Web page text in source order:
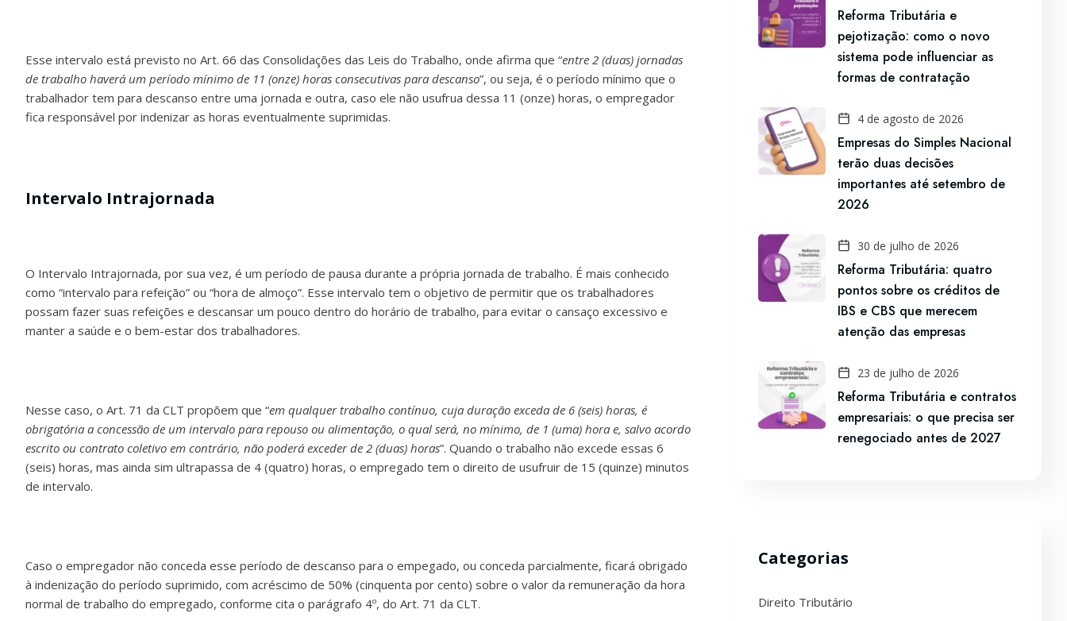
Esse intervalo está previsto no Art. 66 das Consolidações das Leis do Trabalho, onde afirma que “entre 2 (duas) jornadas
de trabalho haverá um período mínimo de 11 (onze) horas consecutivas para descanso”, ou seja, é o período mínimo que o
trabalhador tem para descanso entre uma jornada e outra, caso ele não usufrua dessa 11 (onze) horas, o empregador
fica responsável por indenizar as horas eventualmente suprimidas.
Intervalo Intrajornada
O Intervalo Intrajornada, por sua vez, é um período de pausa durante a própria jornada de trabalho. É mais conhecido
como “intervalo para refeição” ou “hora de almoço”. Esse intervalo tem o objetivo de permitir que os trabalhadores
possam fazer suas refeições e descansar um pouco dentro do horário de trabalho, para evitar o cansaço excessivo e
manter a saúde e o bem-estar dos trabalhadores.
Nesse caso, o Art. 71 da CLT propõem que “em qualquer trabalho contínuo, cuja duração exceda de 6 (seis) horas, é
obrigatória a concessão de um intervalo para repouso ou alimentação, o qual será, no mínimo, de 1 (uma) hora e, salvo acordo
escrito ou contrato coletivo em contrário, não poderá exceder de 2 (duas) horas”. Quando o trabalho não excede essas 6
(seis) horas, mas ainda sim ultrapassa de 4 (quatro) horas, o empregado tem o direito de usufruir de 15 (quinze) minutos
de intervalo.
Caso o empregador não conceda esse período de descanso para o empegado, ou conceda parcialmente, ficará obrigado
à indenização do período suprimido, com acréscimo de 50% (cinquenta por cento) sobre o valor da remuneração da hora
normal de trabalho do empregado, conforme cita o parágrafo 4º, do Art. 71 da CLT.
Reforma Tributária e
pejotização: como o novo
sistema pode influenciar as
formas de contratação
4 de agosto de 2026
Empresas do Simples Nacional
terão duas decisões
importantes até setembro de
2026
30 de julho de 2026
Reforma Tributária: quatro
pontos sobre os créditos de
IBS e CBS que merecem
atenção das empresas
23 de julho de 2026
Reforma Tributária e contratos
empresariais: o que precisa ser
renegociado antes de 2027
Categorias
Direito Tributário